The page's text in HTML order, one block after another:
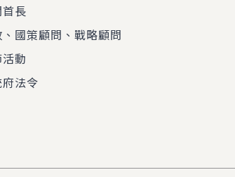
長
國策顧問、戰略顧問
動
法令